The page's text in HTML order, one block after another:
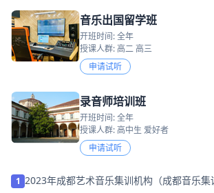
音乐出国留学班
开班时间: 全年
授课人群: 高二 高三
申请试听
录音师培训班
开班时间: 全年
授课人群: 高中生 爱好者
申请试听
1 2023年成都艺术音乐集训机构（成都音乐集